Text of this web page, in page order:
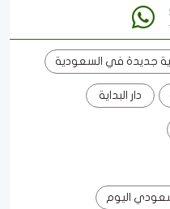
جديدة في السعودية
دار البداية
اليوم